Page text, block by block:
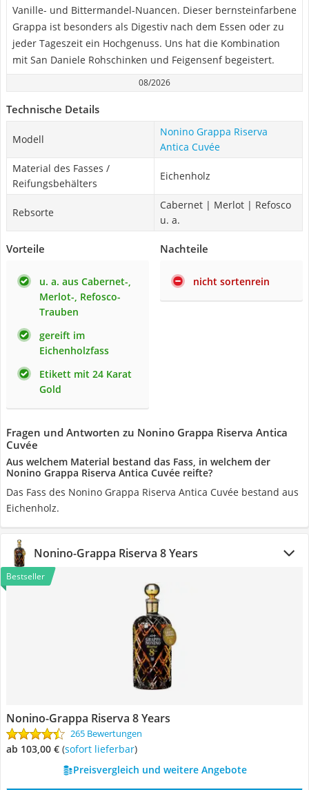
Vanille- und Bittermandel-Nuancen. Dieser bernsteinfarbene
Grappa ist besonders als Digestiv nach dem Essen oder zu
jeder Tageszeit ein Hochgenuss. Uns hat die Kombination
mit San Daniele Rohschinken und Feigensenf begeistert.
08/2026
Technische Details
Modell
Nonino Grappa Riserva
Antica Cuvée
Material des Fasses /
Reifungsbehälters
Eichenholz
Rebsorte
Cabernet | Merlot | Refosco
u. a.
Vorteile
u. a. aus Cabernet-,
Merlot-, Refosco-
Trauben
gereift im
Eichenholzfass
Etikett mit 24 Karat
Gold
Nachteile
nicht sortenrein
Fragen und Antworten zu Nonino Grappa Riserva Antica
Cuvée
Aus welchem Material bestand das Fass, in welchem der
Nonino Grappa Riserva Antica Cuvée reifte?
Das Fass des Nonino Grappa Riserva Antica Cuvée bestand aus
Eichenholz.
Nonino-Grappa Riserva 8 Years
Bestseller
Nonino-Grappa Riserva 8 Years
265 Bewertungen
ab 103,00 € ( Sofort lieferbar)
Preisvergleich und weitere Angebote